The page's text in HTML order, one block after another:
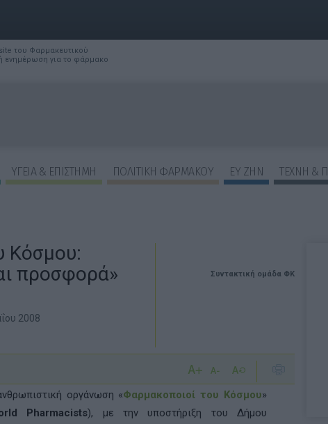
του Φαρμακευτικού
ενημέρωση για το φάρμακο
ΥΓΕΙΑ & ΕΠΙΣΤΗΜΗ ΠΟΛΙΤΙΚΗ ΦΑΡΜΑΚΟΥ ΕΥ ΖΗΝ
ΤΕΧΝΗ &
Συντακτική ομάδα ΦΚ
Κόσμου:
προσφορά»
2008
οργάνωση «Φαρμακοποιοί του Κόσμου»
Pharmacists), με την υποστήριξη του Δήμου